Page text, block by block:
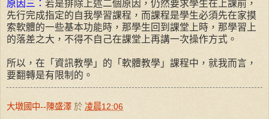
原因三： 若是排除上述二個原因，仍然要求學生在上課前，
先行完成指定的自我學習課程，而課程是學生必須先在家摸
索軟體的一些基本功能時，那學生回到課堂上時，那學習上
的落差之大，不得不自己在課堂上再講一次操作方式。
所以，在「資訊教學」的「軟體教學」課程中，就我而言，
要翻轉是有限制的。
大墩國中--陳盛澤 於 凌晨12:06